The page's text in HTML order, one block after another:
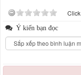
Ý kiến bạn đọc